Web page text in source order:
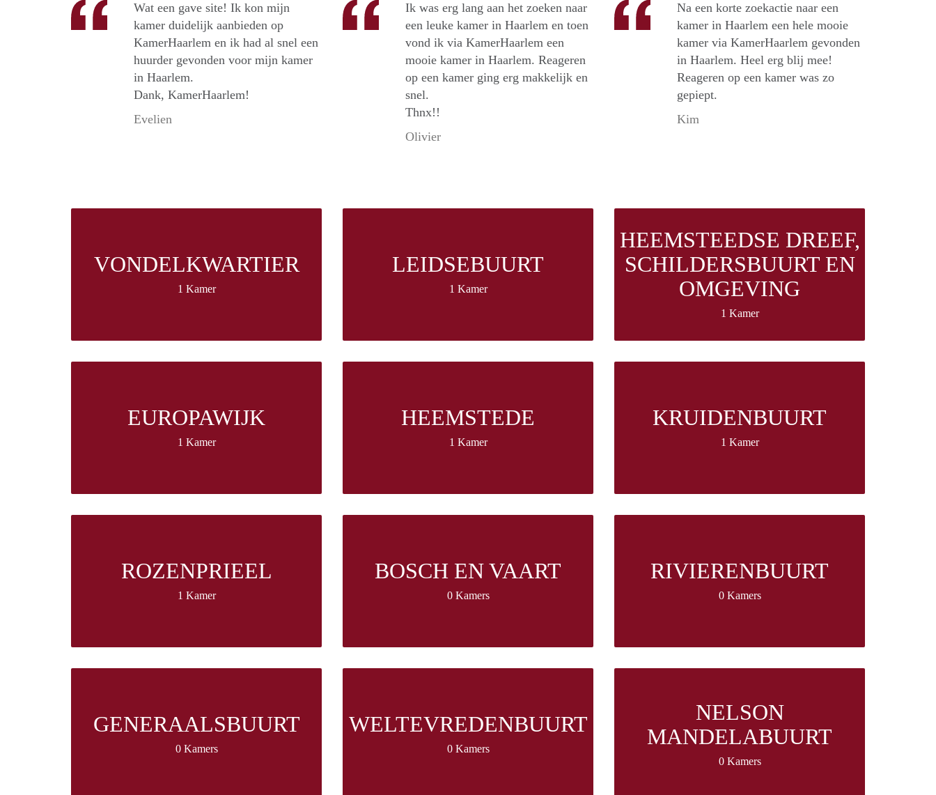
Wat een gave site! Ik kon mijn
kamer duidelijk aanbieden op
KamerHaarlem en ik had al snel een
huurder gevonden voor mijn kamer
in Haarlem.
Dank, KamerHaarlem!
Evelien
Ik was erg lang aan het zoeken naar
een leuke kamer in Haarlem en toen
vond ik via KamerHaarlem een
mooie kamer in Haarlem. Reageren
op een kamer ging erg makkelijk en
snel.
Thnx!!
Olivier
Na een korte zoekactie naar een
kamer in Haarlem een hele mooie
kamer via KamerHaarlem gevonden
in Haarlem. Heel erg blij mee!
Reageren op een kamer was zo
gepiept.
Kim
VONDELKWARTIER
1 Kamer
LEIDSEBUURT
1 Kamer
HEEMSTEEDSE DREEF,
SCHILDERSBUURT EN
OMGEVING
1 Kamer
EUROPAWIJK
1 Kamer
HEEMSTEDE
1 Kamer
KRUIDENBUURT
1 Kamer
ROZENPRIEEL
1 Kamer
BOSCH EN VAART
0 Kamers
RIVIERENBUURT
0 Kamers
GENERAALSBUURT
0 Kamers
WELTEVREDENBUURT
0 Kamers
NELSON
MANDELABUURT
0 Kamers